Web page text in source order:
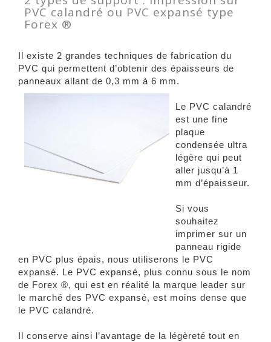
PVC calandré ou PVC expansé type
Forex ®
Il existe 2 grandes techniques de fabrication du
PVC qui permettent d’obtenir des épaisseurs de
panneaux allant de 0,3 mm à 6 mm.
Le PVC calandré
est une fine
plaque
condensée ultra
légère qui peut
aller jusqu’à 1
mm d’épaisseur.
Si vous
souhaitez
imprimer sur un
panneau rigide
en PVC plus épais, nous utiliserons le PVC
expansé. Le PVC expansé, plus connu sous le nom
de Forex ®, qui est en réalité la marque leader sur
le marché des PVC expansé, est moins dense que
le PVC calandré.
Il conserve ainsi l’avantage de la légèreté tout en